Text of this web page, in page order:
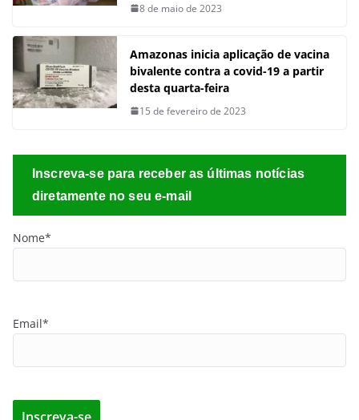
8 de maio de 2023
Amazonas inicia aplicação de vacina
bivalente contra a covid-19 a partir
desta quarta-feira
15 de fevereiro de 2023
Inscreva-se para receber as últimas notícias
diretamente no seu e-mail
Nome*
Email*